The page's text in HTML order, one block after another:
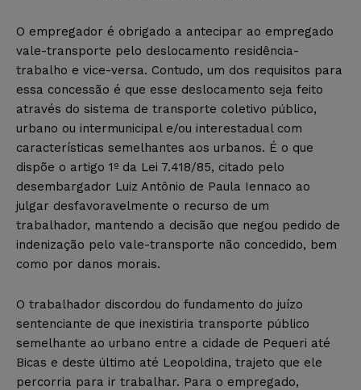
O empregador é obrigado a antecipar ao empregado
vale-transporte pelo deslocamento residência-
trabalho e vice-versa. Contudo, um dos requisitos para
essa concessão é que esse deslocamento seja feito
através do sistema de transporte coletivo público,
urbano ou intermunicipal e/ou interestadual com
características semelhantes aos urbanos. É o que
dispõe o artigo 1º da Lei 7.418/85, citado pelo
desembargador Luiz Antônio de Paula Iennaco ao
julgar desfavoravelmente o recurso de um
trabalhador, mantendo a decisão que negou pedido de
indenização pelo vale-transporte não concedido, bem
como por danos morais.
O trabalhador discordou do fundamento do juízo
sentenciante de que inexistiria transporte público
semelhante ao urbano entre a cidade de Pequeri até
Bicas e deste último até Leopoldina, trajeto que ele
percorria para ir trabalhar. Para o empregado,